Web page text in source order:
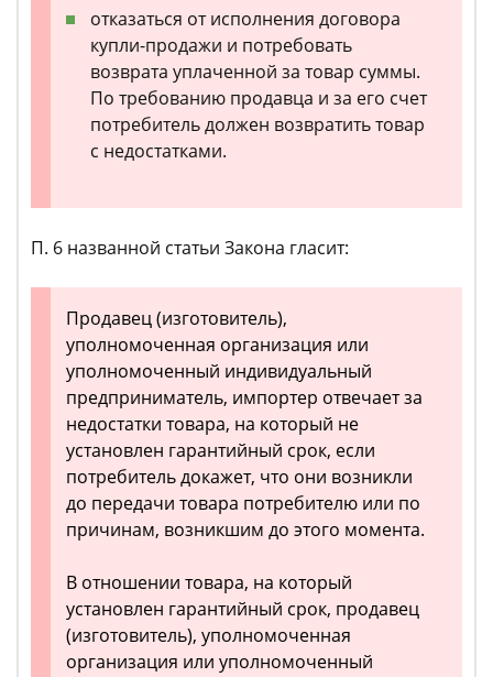
отказаться от исполнения договора
купли-продажи и потребовать
возврата уплаченной за товар суммы.
По требованию продавца и за его счет
потребитель должен возвратить товар
с недостатками.
П. 6 названной статьи Закона гласит:
Продавец (изготовитель),
уполномоченная организация или
уполномоченный индивидуальный
предприниматель, импортер отвечает за
недостатки товара, на который не
установлен гарантийный срок, если
потребитель докажет, что они возникли
до передачи товара потребителю или по
причинам, возникшим до этого момента.
В отношении товара, на который
установлен гарантийный срок, продавец
(изготовитель), уполномоченная
организация или уполномоченный